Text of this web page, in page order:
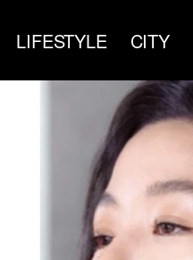
LIFESTYLE CITY